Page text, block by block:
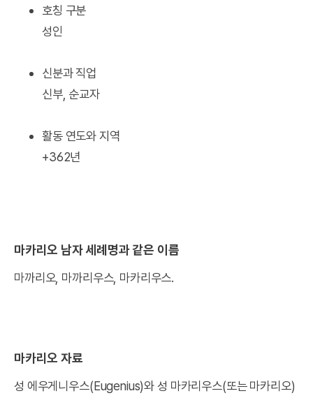
호칭 구분
성인
신분과 직업
신부, 순교자
활동 연도와 지역
+362년
마카리오 남자 세례명과 같은 이름
마까리오, 마까리우스, 마카리우스.
마카리오 자료
성 에우게니우스(Eugenius)와 성 마카리우스(또는 마카리오)